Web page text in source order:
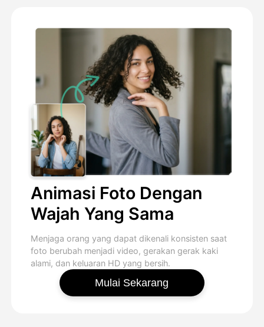
Animasi Foto Dengan
Wajah Yang Sama
Menjaga orang yang dapat dikenali konsisten saat
foto berubah menjadi video, gerakan gerak kaki
alami, dan keluaran HD yang bersih.
Mulai Sekarang